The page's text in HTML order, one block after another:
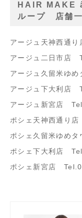
HAIR MAKE
ループ 店舗
アージュ天神西通
アージュ二日市店
アージュ久留米ゆ
アージュ下大利店
アージュ新宮店
ポシェ天神西通り
ポシェ久留米ゆめ
ポシェ下大利店
ポシェ新宮店